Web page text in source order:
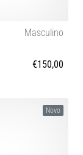
Masculino
€150,00
46 46⅔ 47⅓Novo